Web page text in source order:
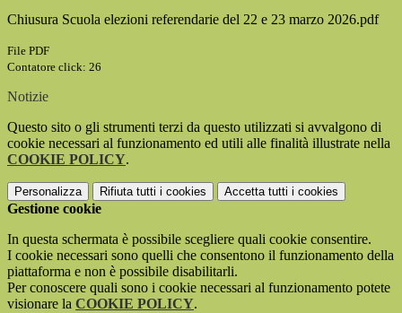
Chiusura Scuola elezioni referendarie del 22 e 23 marzo 2026.pdf
File PDF
Contatore click: 26
Notizie
Questo sito o gli strumenti terzi da questo utilizzati si avvalgono di
cookie necessari al funzionamento ed utili alle finalità illustrate nella
COOKIE POLICY.
Personalizza Rifiuta tutti i cookies Accetta tutti i cookies
Gestione cookie
In questa schermata è possibile scegliere quali cookie consentire.
I cookie necessari sono quelli che consentono il funzionamento della
piattaforma e non è possibile disabilitarli.
Per conoscere quali sono i cookie necessari al funzionamento potete
visionare la COOKIE POLICY.